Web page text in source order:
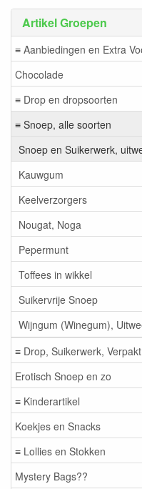
Artikel Groepen
≡ Aanbiedingen en Extra
Chocolade
≡ Drop en dropsoorten
≡ Snoep, alle soorten
Snoep en Suikerwerk,
Kauwgum
Keelverzorgers
Nougat, Noga
Pepermunt
Toffees in wikkel
Suikervrije Snoep
Wijngum (Winegum),
≡ Drop, Suikerwerk, Verpakt
Erotisch Snoep en zo
≡ Kinderartikel
Koekjes en Snacks
≡ Lollies en Stokken
Mystery Bags??